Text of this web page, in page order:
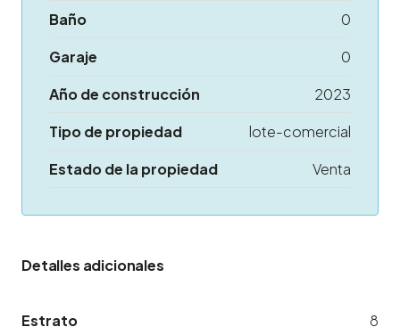
Baño
0
Garaje
0
Año de construcción
2023
Tipo de propiedad
lote-comercial
Estado de la propiedad
Venta
Detalles adicionales
Estrato
8